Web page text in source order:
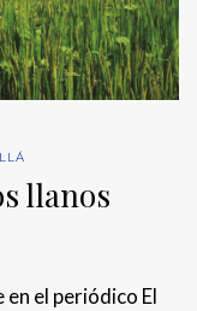
llanos
el periódico El